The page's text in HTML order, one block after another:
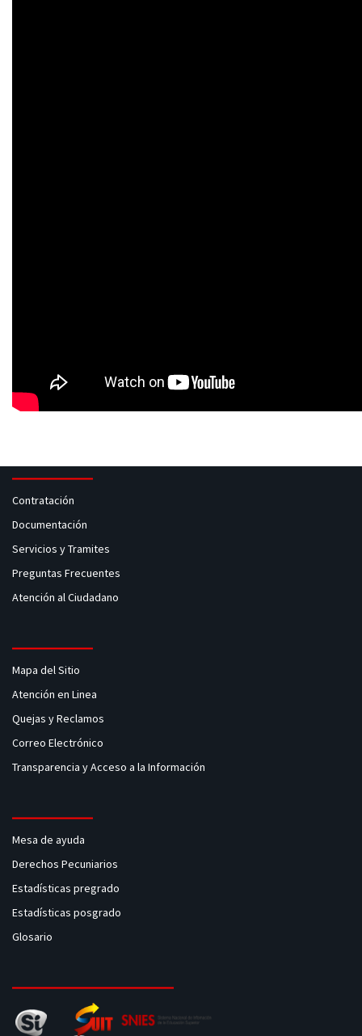
Contratación
Documentación
Servicios y Tramites
Preguntas Frecuentes
Atención al Ciudadano
Mapa del Sitio
Atención en Linea
Quejas y Reclamos
Correo Electrónico
Transparencia y Acceso a la Información
Mesa de ayuda
Derechos Pecuniarios
Estadísticas pregrado
Estadísticas posgrado
Glosario